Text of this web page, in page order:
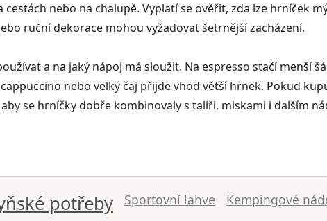
nebo na chalupě. Vyplatí se ověřit, zda lze hrníček
ruční dekorace mohou vyžadovat šetrnější zacházení.
a na jaký nápoj má sloužit. Na espresso stačí menší
nebo velký čaj přijde vhod větší hrnek. Pokud
se hrníčky dobře kombinovaly s talíři, miskami i dalším
potřeby Sportovní lahve
Kempingové